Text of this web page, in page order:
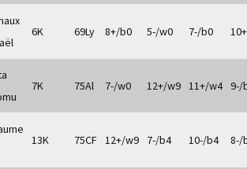
6K 69Ly 8+/b0 5-/w0 7-/b0
7K 75Al 7-/w0 12+/w9 11+/w4 9-/
13K 75CF 12+/w9 7-/b4 10-/b4 8-/